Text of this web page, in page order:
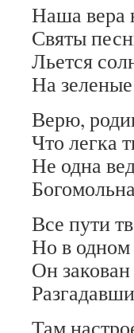
Наша вера
Святы
Льется
На
Верю,
Что легка
Не одна
Все пути
Но в одном
Он
Там